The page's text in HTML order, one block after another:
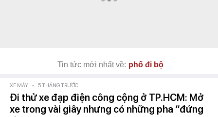
Tin tức mới nhất về: phố đi bộ
XE MÁY - 5 THÁNG TRƯỚC
Đi thử xe đạp điện công cộng ở TP.HCM: Mở
xe trong vài giây nhưng có những pha “đứng